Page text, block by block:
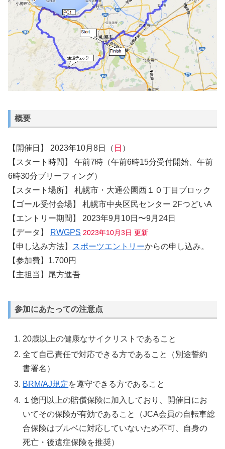
概要
【開催日】 2023年10月8日（ 日 ）
【スタート時間】 午前7時（午前6時15分受付開始、午前
6時30分ブリーフィング）
【スタート場所】 札幌市・大通公園西１０丁目ブロック
【ゴール受付会場】 札幌市中央区民センター 2FつどいA
【エントリー期間】 2023年9月10日〜9月24日
【データ】
RWGPS 2023年10月3日 更新
【申し込み方法】 スポーツエントリーからの申し込み。
【参加費】1,700円
【主担当】尾方進吾
参加にあたっての注意点
20歳以上の健康なサイクリストであること
全て自己責任で対応できる方であること（別途誓約
書署名）
BRM/AJ規定を遵守できる方であること
１億円以上の賠償保険に加入しており、開催日にお
いてその保険が有効であること（JCA会員の自転車総
合保険はブルベに対応していないため不可、自身の
死亡・後遺症保険を推奨）